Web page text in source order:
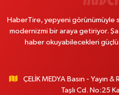
HaberTire, yepyeni görünümüyle
modernizmi bir araya getiriyor.
haber okuyabilecekleri güçlü
ÇELİK MEDYA Basın - Yayın
Taşlı Cd. No:25